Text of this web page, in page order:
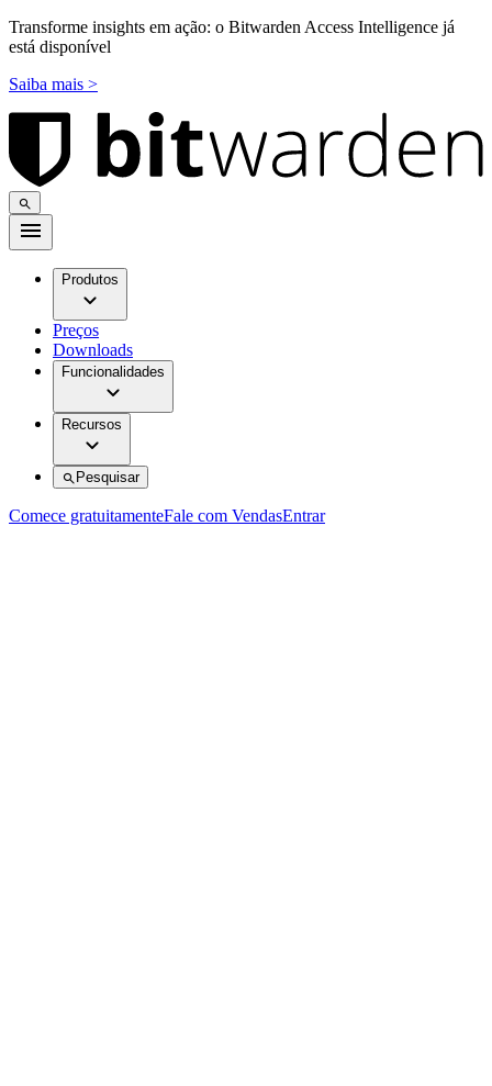
Transforme insights em ação: o Bitwarden Access Intelligence já
está disponível
Saiba mais >
Produtos
Preços
Downloads
Funcionalidades
Recursos
Pesquisar
Comece gratuitamenteFale com VendasEntrar